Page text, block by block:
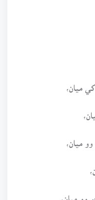
ميان،
ميان،
وو ميان،